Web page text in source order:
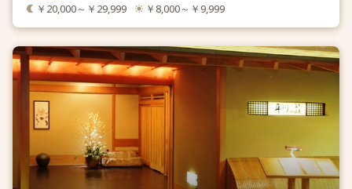
￥20,000～￥29,999 ￥8,000～￥9,999